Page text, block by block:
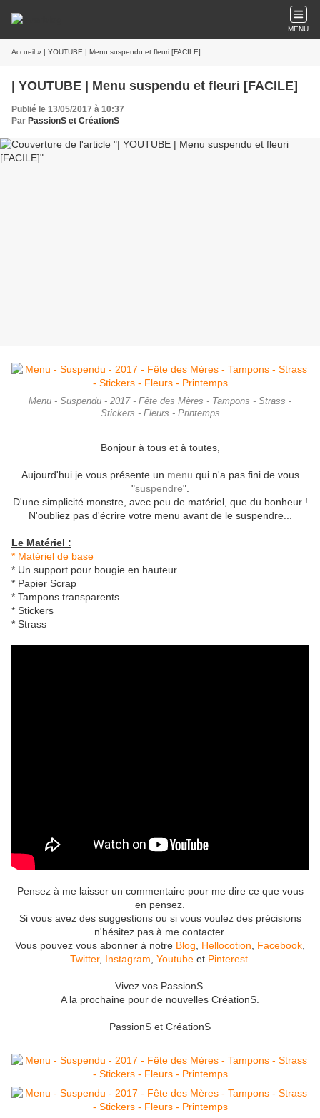
MENU
Accueil » | YOUTUBE | Menu suspendu et fleuri [FACILE]
| YOUTUBE | Menu suspendu et fleuri [FACILE]
Publié le 13/05/2017 à 10:37
Par PassionS et CréationS
Menu - Suspendu - 2017 - Fête des Mères - Tampons - Strass -
Stickers - Fleurs - Printemps
Bonjour à tous et à toutes,
Aujourd'hui je vous présente un menu qui n'a pas fini de vous
"suspendre".
D'une simplicité monstre, avec peu de matériel, que du bonheur !
N'oubliez pas d'écrire votre menu avant de le suspendre...
Le Matériel :
* Matériel de base
* Un support pour bougie en hauteur
* Papier Scrap
* Tampons transparents
* Stickers
* Strass
Pensez à me laisser un commentaire pour me dire ce que vous
en pensez.
Si vous avez des suggestions ou si vous voulez des précisions
n'hésitez pas à me contacter.
Vous pouvez vous abonner à notre Blog Hellocotion Facebook
Twitter, Instagram Youtubeet Pinterest.
Vivez vos PassionS.
A la prochaine pour de nouvelles CréationS.
PassionS et CréationS